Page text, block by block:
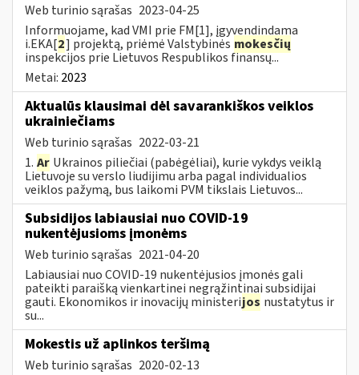
Web turinio sąrašas 2023-04-25
Informuojame, kad VMI prie FM[1], įgyvendindama
i.EKA[2] projektą, priėmė Valstybinės mokesčių
inspekcijos prie Lietuvos Respublikos finansų...
Metai: 2023
Aktualūs klausimai dėl savarankiškos veiklos
ukrainiečiams
Web turinio sąrašas 2022-03-21
1. Ar Ukrainos piliečiai (pabėgėliai), kurie vykdys veiklą
Lietuvoje su verslo liudijimu arba pagal individualios
veiklos pažymą, bus laikomi PVM tikslais Lietuvos...
Subsidijos labiausiai nuo COVID-19
nukentėjusioms įmonėms
Web turinio sąrašas 2021-04-20
Labiausiai nuo COVID-19 nukentėjusios įmonės gali
pateikti paraišką vienkartinei negrąžintinai subsidijai
gauti. Ekonomikos ir inovacijų ministerijos nustatytus ir
su...
Mokestis už aplinkos teršimą
Web turinio sąrašas 2020-02-13